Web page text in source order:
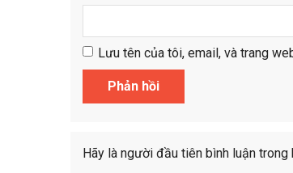
Lưu tên của tôi, email, và trang
Hãy là người đầu tiên bình luận trong